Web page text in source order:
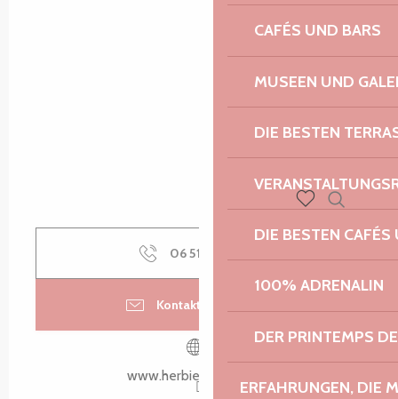
CAFÉS UND BARS
MUSEEN UND
DIE BESTEN
DIE BESTEN
100% ADRENALIN
DER PRINTEMPS
ERFAHRUNGEN, DIE
Voir les favoris
06 51 00 91
Kontaktieren Sie uns
www.herbiersiodes.com